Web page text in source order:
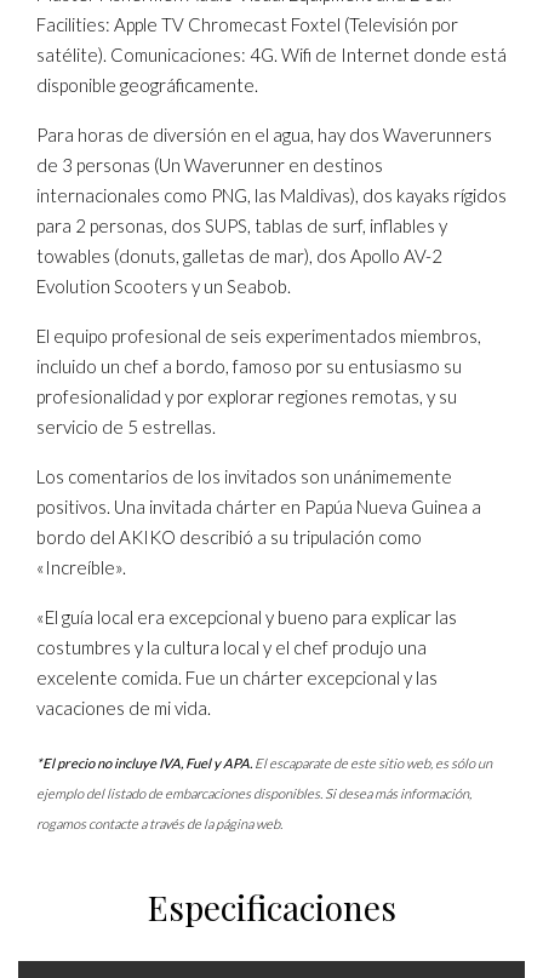
Facilities: Apple TV Chromecast Foxtel (Televisión por
satélite). Comunicaciones: 4G. Wifi de Internet donde está
disponible geográficamente.
Para horas de diversión en el agua, hay dos Waverunners
de 3 personas (Un Waverunner en destinos
internacionales como PNG, las Maldivas), dos kayaks rígidos
para 2 personas, dos SUPS, tablas de surf, inflables y
towables (donuts, galletas de mar), dos Apollo AV-2
Evolution Scooters y un Seabob.
El equipo profesional de seis experimentados miembros,
incluido un chef a bordo, famoso por su entusiasmo su
profesionalidad y por explorar regiones remotas, y su
servicio de 5 estrellas.
Los comentarios de los invitados son unánimemente
positivos. Una invitada chárter en Papúa Nueva Guinea a
bordo del AKIKO describió a su tripulación como
«Increíble».
«El guía local era excepcional y bueno para explicar las
costumbres y la cultura local y el chef produjo una
excelente comida. Fue un chárter excepcional y las
vacaciones de mi vida.
*El precio no incluye IVA, Fuel y APA. El escaparate de este sitio web, es sólo un
ejemplo del listado de embarcaciones disponibles. Si desea más información,
rogamos contacte a través de la página web.
Especificaciones